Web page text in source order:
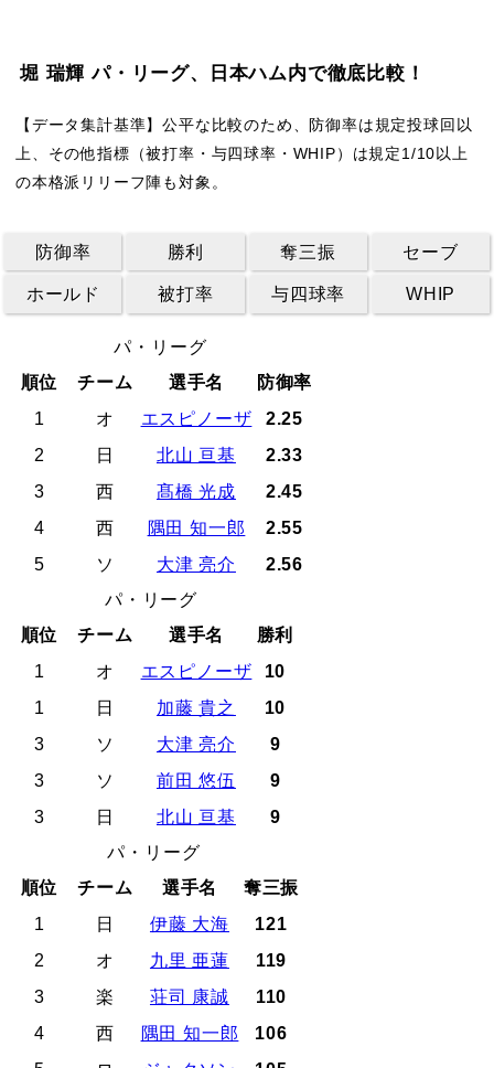
堀 瑞輝 パ・リーグ、日本ハム内で徹底比較！
【データ集計基準】公平な比較のため、防御率は規定投球回以
上、その他指標（被打率・与四球率・WHIP）は規定1/10以上
の本格派リリーフ陣も対象。
防御率 勝利 奪三振 セーブ
ホールド 被打率 与四球率 WHIP
パ・リーグ
順位
チーム 選手名
防御率
1
オ エスピノーザ
2.25
2
日 北山 亘基
2.33
3
西 髙橋 光成
2.45
4
西 隅田 知一郎
2.55
5
ソ 大津 亮介
2.56
パ・リーグ
順位
チーム 選手名
勝利
1
オ エスピノーザ
10
1
日 加藤 貴之
10
3
ソ 大津 亮介
9
3
ソ 前田 悠伍
9
3
日 北山 亘基
9
パ・リーグ
順位
チーム 選手名
奪三振
1
日 伊藤 大海
121
2
オ 九里 亜蓮
119
3
楽 荘司 康誠
110
4
西 隅田 知一郎
106